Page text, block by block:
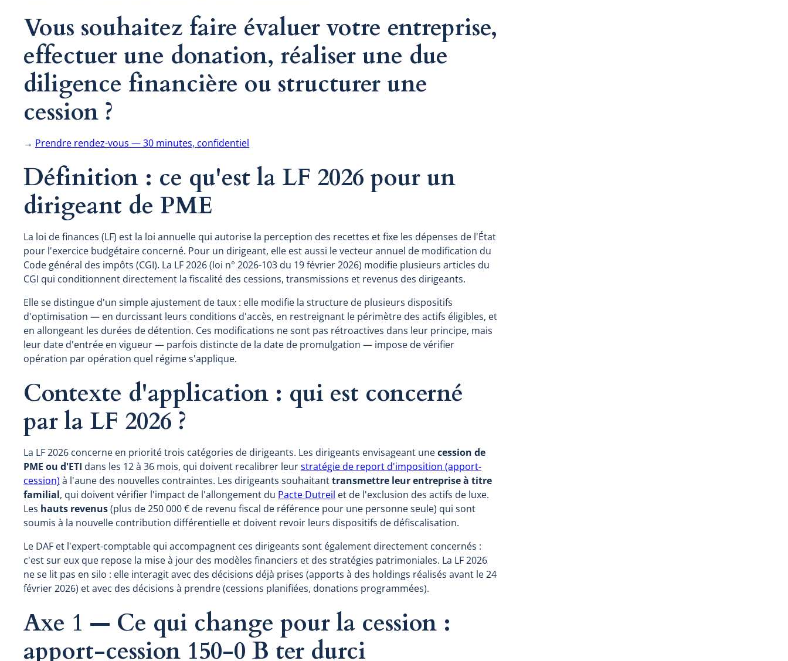
Vous souhaitez faire évaluer votre entreprise,
effectuer une donation, réaliser une due
diligence financière ou structurer une
cession ?
→ Prendre rendez-vous — 30 minutes, confidentiel
Définition : ce qu'est la LF 2026 pour un
dirigeant de PME
La loi de finances (LF) est la loi annuelle qui autorise la perception des recettes et fixe les dépenses de l'État
pour l'exercice budgétaire concerné. Pour un dirigeant, elle est aussi le vecteur annuel de modification du
Code général des impôts (CGI). La LF 2026 (loi n° 2026-103 du 19 février 2026) modifie plusieurs articles du
CGI qui conditionnent directement la fiscalité des cessions, transmissions et revenus des dirigeants.
Elle se distingue d'un simple ajustement de taux : elle modifie la structure de plusieurs dispositifs
d'optimisation — en durcissant leurs conditions d'accès, en restreignant le périmètre des actifs éligibles, et
en allongeant les durées de détention. Ces modifications ne sont pas rétroactives dans leur principe, mais
leur date d'entrée en vigueur — parfois distincte de la date de promulgation — impose de vérifier
opération par opération quel régime s'applique.
Contexte d'application : qui est concerné
par la LF 2026 ?
La LF 2026 concerne en priorité trois catégories de dirigeants. Les dirigeants envisageant unecession de
PME ou d'ETI dans les 12 à 36 mois, qui doivent recalibrer leurstratégie de report d'imposition (apport-
cession) à l'aune des nouvelles contraintes. Les dirigeants souhaitanttransmettre leur entreprise à titre
familial, qui doivent vérifier l'impact de l'allongement du Pacte Dutreil et de l'exclusion des actifs de luxe.
Les hauts revenus(plus de 250 000 € de revenu fiscal de référence pour une personne seule) qui sont
soumis à la nouvelle contribution différentielle et doivent revoir leurs dispositifs de défiscalisation.
Le DAF et l'expert-comptable qui accompagnent ces dirigeants sont également directement concernés :
c'est sur eux que repose la mise à jour des modèles financiers et des stratégies patrimoniales. La LF 2026
ne se lit pas en silo : elle interagit avec des décisions déjà prises (apports à des holdings réalisés avant le 24
février 2026) et avec des décisions à prendre (cessions planifiées, donations programmées).
Axe 1 — Ce qui change pour la cession :
apport-cession 150-0 B ter durci